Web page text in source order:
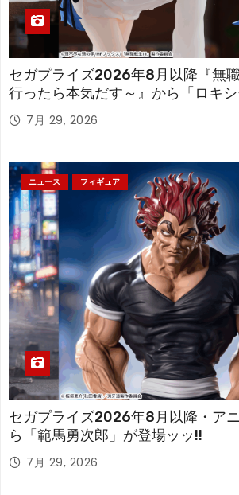
セガプライズ2026年8月以降『無
行ったら本気だす～』から「ロキ
アが登場！
7月 29, 2026
ニュース フィギュア
セガプライズ2026年8月以降・ア
ら「範馬勇次郎」が登場ッッ!!
7月 29, 2026